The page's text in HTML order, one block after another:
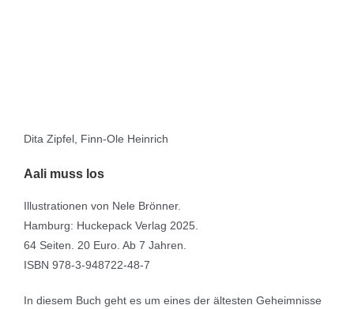
Dita Zipfel, Finn-Ole Heinrich
Aali muss los
Illustrationen von Nele Brönner.
Hamburg: Huckepack Verlag 2025.
64 Seiten. 20 Euro. Ab 7 Jahren.
ISBN 978-3-948722-48-7
In diesem Buch geht es um eines der ältesten Geheimnisse